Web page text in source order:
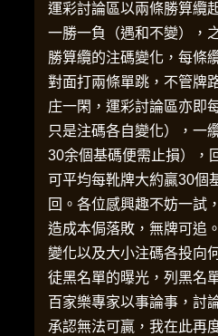
運彩討論區以兩條勝算纜
一勝一負（遇和不變），
勝算纜的注碼變化，每條
對面打兩條單跳，不管牌
庄一閑， 運彩討論區亦即
只是注碼各自變化），一
30余個基碼便需止損），
可平均每靴牌大約贏30個
回。各位感興趣不妨一試
造成本侷落敗，無牌可追
變化以及大小注碼各投向
徒黑名單的曝光，列黑名
百家樂專家以事論事，討
承認無法可贏，我在此再